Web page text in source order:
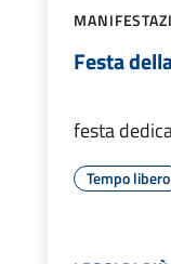
Festa
festa
Tempo libero